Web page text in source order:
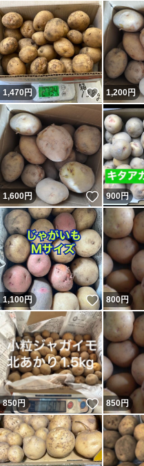
1,470円 いいね！
1,200円
1,600円 いいね！
900円
1,100円 いいね！
800円
850円 いいね！
850円